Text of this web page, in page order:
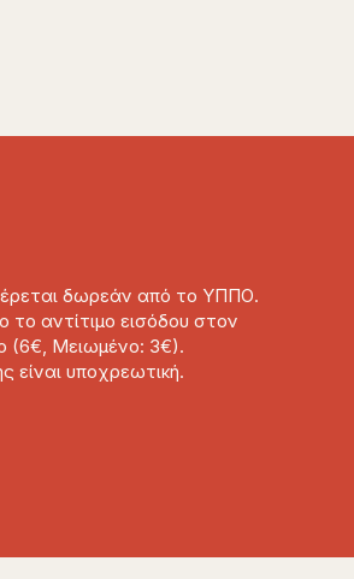
δωρεάν από το ΥΠΠΟ.
αντίτιμο εισόδου στον
(6€, Μειωμένο: 3€).
είναι υποχρεωτική.